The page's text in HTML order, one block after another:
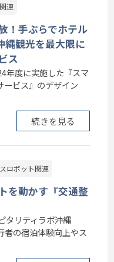
連
！手ぶらでホテル
縄観光を最大限に
ス
年度に実施した『スマ
ービス』のデザイン
続きを見る
ロボット関連
を動かす『交通整
タリティラボ沖縄
者の宿泊体験向上やス